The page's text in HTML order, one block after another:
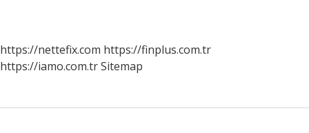
https://nettefix.com https://finplus.com.tr
https://iamo.com.trSitemap